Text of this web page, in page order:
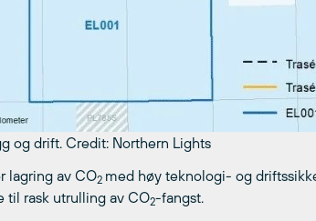
og drift. Credit: Northern Lights
lagring av CO2 med høy teknologi- og
til rask utrulling av CO2-fangst.